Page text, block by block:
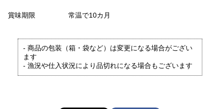
賞味期限 常温で10カ月
- 商品の包装（箱・袋など）は変更になる場合がござい
ます
- 漁況や仕入状況により品切れになる場合もございます